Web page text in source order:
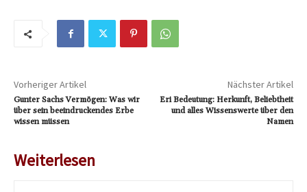
Vorheriger Artikel
Gunter Sachs Vermögen: Was wir
über sein beeindruckendes Erbe
wissen müssen
Nächster Artikel
Eri Bedeutung: Herkunft, Beliebtheit
und alles Wissenswerte über den
Namen
Weiterlesen